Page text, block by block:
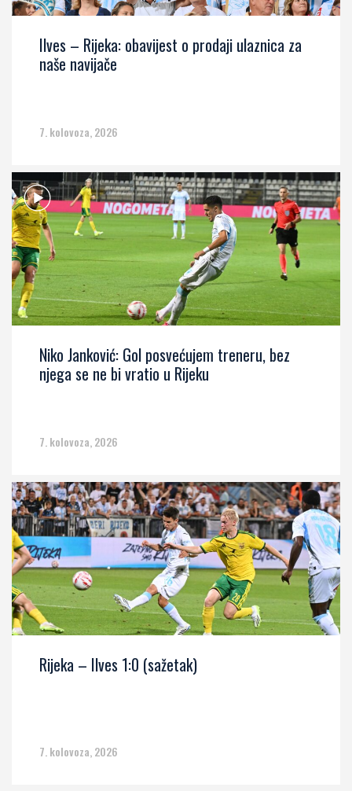
Ilves – Rijeka: obavijest o prodaji ulaznica za
naše navijače
7. kolovoza, 2026
Niko Janković: Gol posvećujem treneru, bez
njega se ne bi vratio u Rijeku
7. kolovoza, 2026
Rijeka – Ilves 1:0 (sažetak)
7. kolovoza, 2026